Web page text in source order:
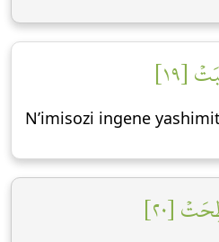
[١٩]
N’imisozi ingene
[٢٠]